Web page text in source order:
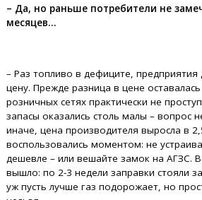
– Да, но раньше потребители не
месяцев…
– Раз топливо в дефиците, предприятия
цену. Прежде разница в цене
розничных сетях практически не
запасы оказались столь малы – вопрос
иначе, цена производителя выросла в
воспользовались моментом: не
дешевле – или вешайте замок на АГЗС.
вышло: по 2-3 недели заправки стояли
уж пусть лучше газ подорожает, но